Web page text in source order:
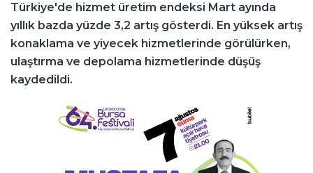
Türkiye'de hizmet üretim endeksi Mart ayında
yıllık bazda yüzde 3,2 artış gösterdi. En yüksek artış
konaklama ve yiyecek hizmetlerinde görülürken,
ulaştırma ve depolama hizmetlerinde düşüş
kaydedildi.